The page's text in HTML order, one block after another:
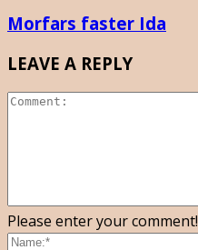
Morfars faster Ida
LEAVE A REPLY
Please enter your comment!